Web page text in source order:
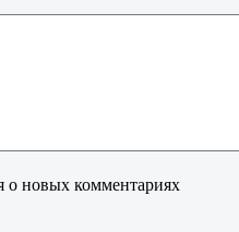
о новых комментариях